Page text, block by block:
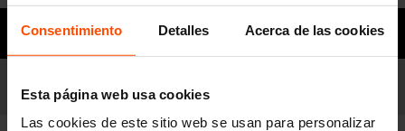
Consentimiento Detalles Acerca de las cookies
Esta página web usa cookies
Las cookies de este sitio web se usan para personalizar
¿Necesita ayuda?
Modelos